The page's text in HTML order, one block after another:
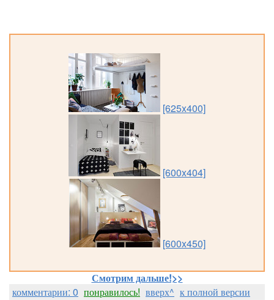
[625x400]
[600x404]
[600x450]
Смотрим дальше!>>
комментарии: 0 понравилось! вверх^ к полной версии